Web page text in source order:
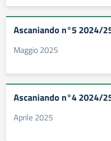
Ascaniando n°5 2024/
Maggio 2025
Ascaniando n°4 2024/
Aprile 2025